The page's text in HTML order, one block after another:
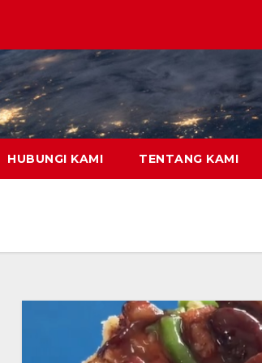
HUBUNGI KAMI TENTANG KAMI